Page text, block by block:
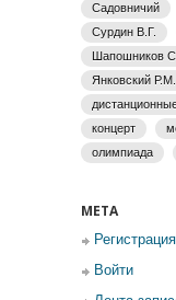
Садовничий
Сурдин В.Г.
Шапошников
Янковский Р.М.
концерт
олимпиада
МЕТА
Регистрация
Войти